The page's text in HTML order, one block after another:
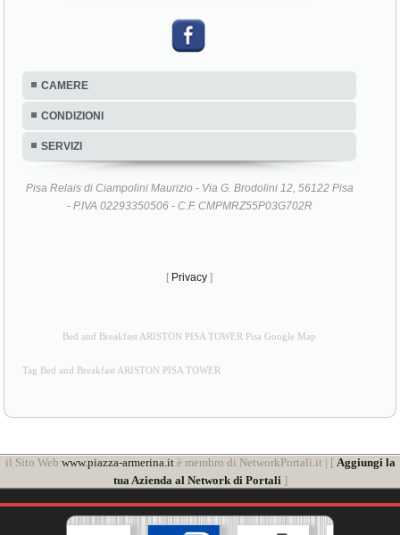
CAMERE
CONDIZIONI
SERVIZI
Pisa Relais di Ciampolini Maurizio - Via G. Brodolini 12, 56122 Pisa
- P.IVA 02293350506 - C.F. CMPMRZ55P03G702R
[ Privacy ]
Bed and Breakfast ARISTON PISA TOWER Pisa Google Map
Tag Bed and Breakfast ARISTON PISA TOWER
il Sito Web www.piazza-armerina.itè membro di NetworkPortali.it | [ Aggiungi la
tua Azienda al Network di Portali ]